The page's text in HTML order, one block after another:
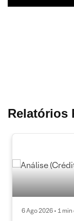
Relatórios
6 Ago 2026 • 1